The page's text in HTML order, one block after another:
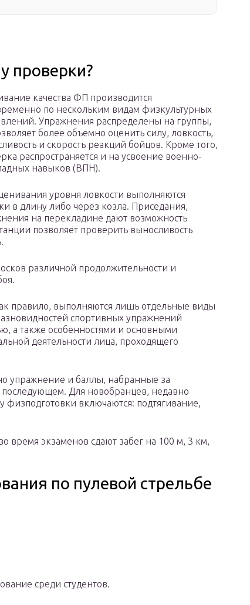
проверки?
качества ФП производится
по нескольким видам физкультурных
Упражнения распределены на группы,
более объемно оценить силу, ловкость,
и скорость реакций бойцов. Кроме того,
распространяется и на усвоение военно-
навыков (ВПН).
уровня ловкости выполняются
в длину либо через козла. Приседания,
на перекладине дают возможность
позволяет проверить выносливость
различной продолжительности и
правило, выполняются лишь отдельные виды
спортивных упражнений
а также особенностями и основными
деятельности лица, проходящего
упражнение и баллы, набранные за
Для новобранцев, недавно
включаются: подтягивание,
время экзаменов сдают забег на 100 м, 3 км,
по пулевой стрельбе
среди студентов.